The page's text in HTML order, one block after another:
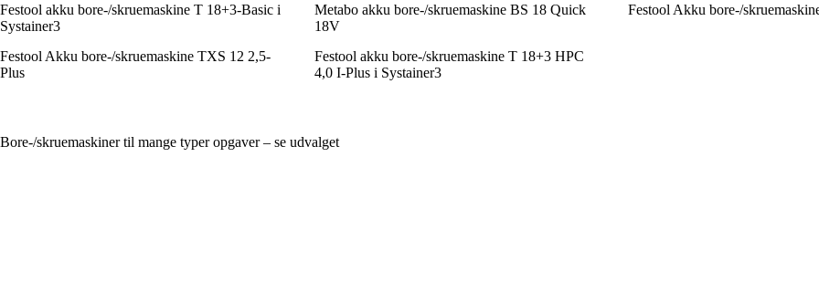
Festool akku bore-/skruemaskine T 18+3-Basic i
Systainer3
Metabo akku bore-/skruemaskine BS 18 Quick
18V
Festool Akku bore-/
Festool Akku bore-/skruemaskine TXS 12 2,5-
Plus
Festool akku bore-/skruemaskine T 18+3 HPC
4,0 I-Plus i Systainer3
Bore-/skruemaskiner til mange typer opgaver – se udvalget